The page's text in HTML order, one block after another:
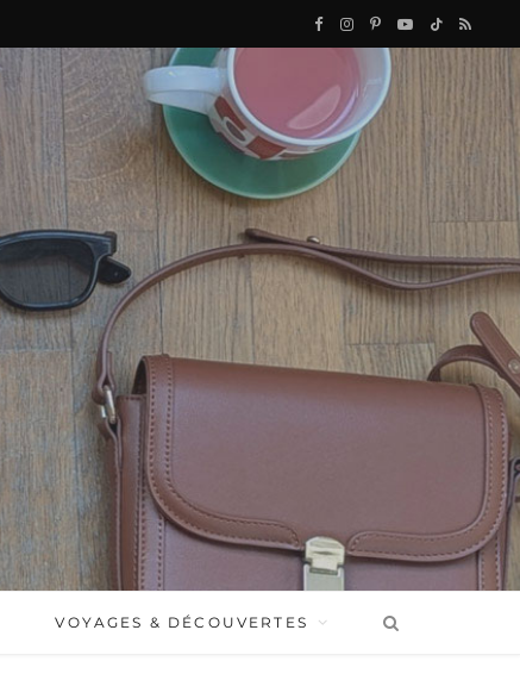
F
c
o
k
I
s
g
a
P
r
Y
b
e
T
k
R
VOYAGES & DÉCOUVERTES